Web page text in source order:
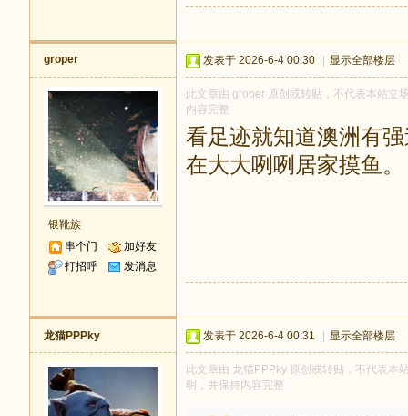
groper
银靴族
串个门
加好友
打招呼
发消息
发表于 2026-6-4 00:30 显示全部楼层
此文章由 groper 原创或转贴，不代表本站立
内容完整
看足迹就知道澳洲有
在大大咧咧居家摸鱼。
龙猫PPPky 发表于 2026-6-4 00:31 显示全部楼层
此文章由 龙猫PPPky 原创或转贴，不代表本
明，并保持内容完整